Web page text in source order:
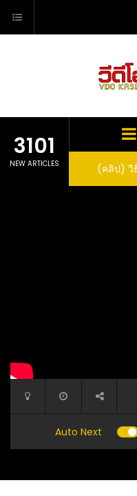
content
3101
NEW ARTICLES
ปในถัง จะได้ผล
expect that
(คลิป) วิ
Auto Next